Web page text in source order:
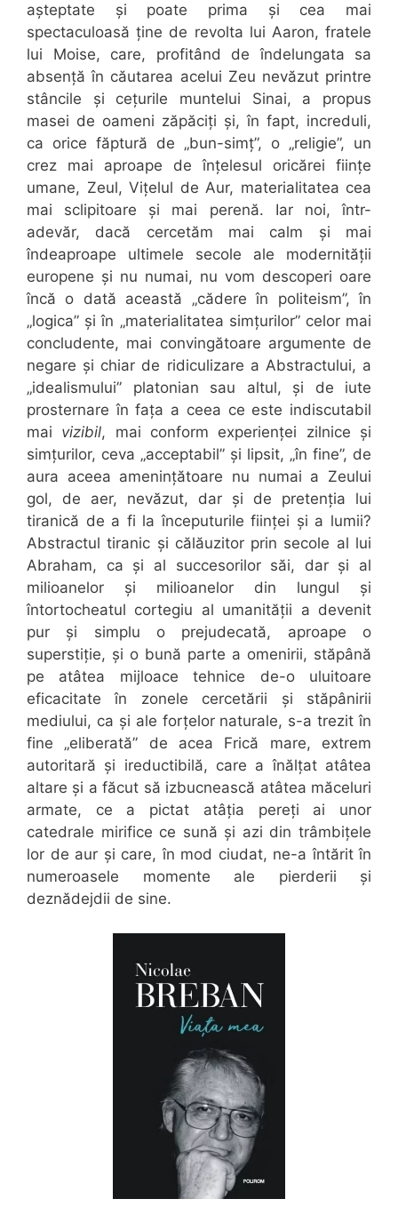
așteptate și poate prima și cea mai
spectaculoasă ține de revolta lui Aaron, fratele
lui Moise, care, profitând de îndelungata sa
absență în căutarea acelui Zeu nevăzut printre
stâncile și cețurile muntelui Sinai, a propus
masei de oameni zăpăciți și, în fapt, increduli,
ca orice făptură de „bun-simț”, o „religie”, un
crez mai aproape de înțelesul oricărei ființe
umane, Zeul, Vițelul de Aur, materialitatea cea
mai sclipitoare și mai perenă. Iar noi, într-
adevăr, dacă cercetăm mai calm și mai
îndeaproape ultimele secole ale modernității
europene și nu numai, nu vom descoperi oare
încă o dată această „cădere în politeism”, în
„logica” și în „materialitatea simțurilor” celor mai
concludente, mai convingătoare argumente de
negare și chiar de ridiculizare a Abstractului, a
„idealismului” platonian sau altul, și de iute
prosternare în fața a ceea ce este indiscutabil
mai vizibil, mai conform experienței zilnice și
simțurilor, ceva „acceptabil” și lipsit, „în fine”, de
aura aceea amenințătoare nu numai a Zeului
gol, de aer, nevăzut, dar și de pretenția lui
tiranică de a fi la începuturile ființei și a lumii?
Abstractul tiranic și călăuzitor prin secole al lui
Abraham, ca și al succesorilor săi, dar și al
milioanelor și milioanelor din lungul și
întortocheatul cortegiu al umanității a devenit
pur și simplu o prejudecată, aproape o
superstiție, și o bună parte a omenirii, stăpână
pe atâtea mijloace tehnice de-o uluitoare
eficacitate în zonele cercetării și stăpânirii
mediului, ca și ale forțelor naturale, s-a trezit în
fine „eliberată” de acea Frică mare, extrem
autoritară și ireductibilă, care a înălțat atâtea
altare și a făcut să izbucnească atâtea măceluri
armate, ce a pictat atâția pereți ai unor
catedrale mirifice ce sună și azi din trâmbițele
lor de aur și care, în mod ciudat, ne-a întărit în
numeroasele momente ale pierderii și
deznădejdii de sine.